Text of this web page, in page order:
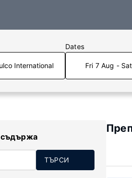
Dates
Fri 7 Aug -
съдържа
ТЪРСИ